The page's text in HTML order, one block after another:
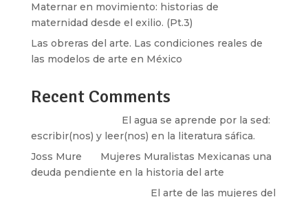
Maternar en movimiento: historias de
maternidad desde el exilio. (Pt.3)
Las obreras del arte. Las condiciones reales de
las modelos de arte en México
Recent Comments
El agua se aprende por la sed:
escribir(nos) y leer(nos) en la literatura sáfica.
Joss Mure
Mujeres Muralistas Mexicanas una
deuda pendiente en la historia del arte
El arte de las mujeres del